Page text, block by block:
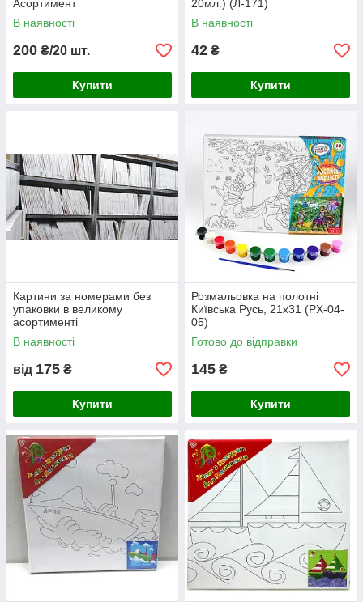
Асортимент
В наявності
200 ₴/20 шт.
Купити
20мл.) (Л-171)
В наявності
42 ₴
Купити
Картини за номерами без
упаковки в великому
асортименті
В наявності
від 175 ₴
Купити
Розмальовка на полотні
Київська Русь, 21х31 (PX-04-
05)
Готово до відправки
145 ₴
Купити